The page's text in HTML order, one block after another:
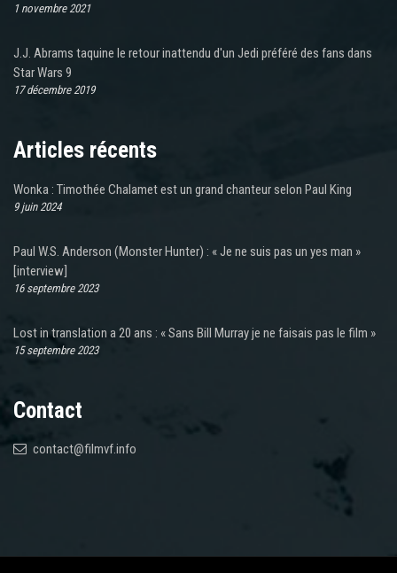
1 novembre 2021
J.J. Abrams taquine le retour inattendu d'un Jedi préféré des fans dans
Star Wars 9
17 décembre 2019
Articles récents
Wonka : Timothée Chalamet est un grand chanteur selon Paul King
9 juin 2024
Paul W.S. Anderson (Monster Hunter) : « Je ne suis pas un yes man »
[interview]
16 septembre 2023
Lost in translation a 20 ans : « Sans Bill Murray je ne faisais pas le film »
15 septembre 2023
Contact
contact@filmvf.info